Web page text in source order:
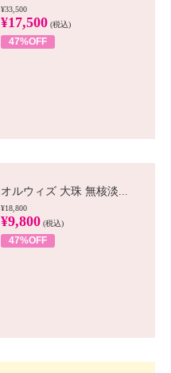
¥33,500
¥17,500 (税込)
47%OFF
オルウィズ 大珠 無核淡...
¥18,800
¥9,800 (税込)
47%OFF